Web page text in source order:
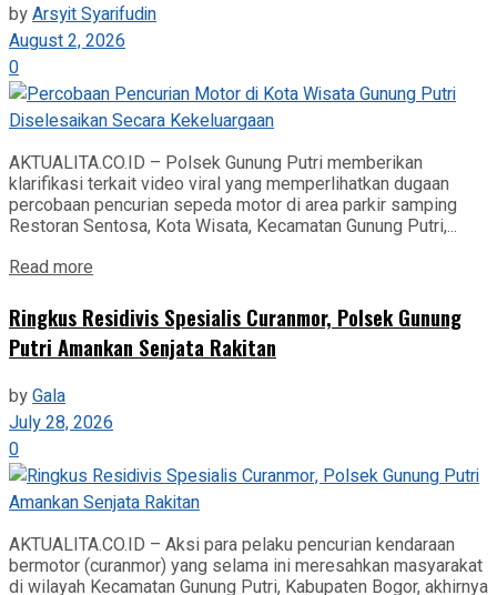
byArsyit Syarifudin
August 2, 2026
0
AKTUALITA.CO.ID – Polsek Gunung Putri memberikan
klarifikasi terkait video viral yang memperlihatkan dugaan
percobaan pencurian sepeda motor di area parkir samping
Restoran Sentosa, Kota Wisata, Kecamatan Gunung Putri,...
Read more
Ringkus Residivis Spesialis Curanmor, Polsek Gunung
Putri Amankan Senjata Rakitan
byGala
July 28, 2026
0
AKTUALITA.CO.ID – Aksi para pelaku pencurian kendaraan
bermotor (curanmor) yang selama ini meresahkan masyarakat
di wilayah Kecamatan Gunung Putri, Kabupaten Bogor, akhirnya